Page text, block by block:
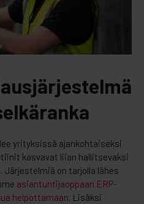
yrityksissä ajankohtaiseksi
kasvavat liian hallitsevaksi
on tarjolla lähes
asiantuntijaoppaan ERP-
helpottamaan. Lisäksi